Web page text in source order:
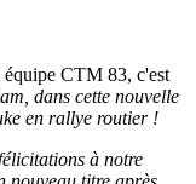
équipe CTM 83, c'est
dans cette nouvelle
en rallye routier !
à notre